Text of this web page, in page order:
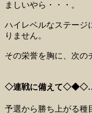
ましいやら・・・。
ハイレベルなステージ
りません。
その栄誉を胸に、次の
◇連戦に備えて
予選から勝ち上がる種